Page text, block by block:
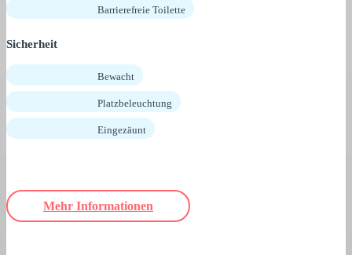
Barrierefreie Toilette
Sicherheit
Bewacht
Platzbeleuchtung
Eingezäunt
Mehr Informationen